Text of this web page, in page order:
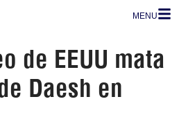
MENU
de EEUU mata
Daesh en